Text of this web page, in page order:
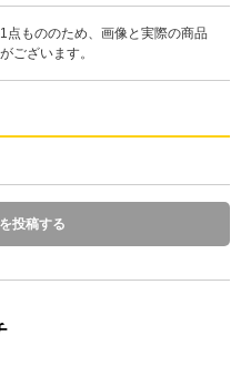
もののため、画像と実際の商品
ございます。
投稿する